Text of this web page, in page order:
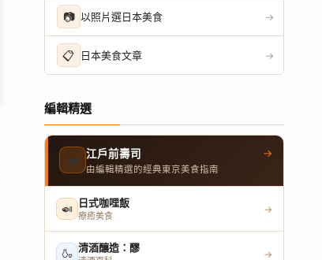
📷 以照片選日本美食 →
📋 日本美食文章 →
編輯精選
🍣 江戶前壽司
由編輯精選的經典東京美食指南
→
🍛 日式咖哩飯
療癒美食
→
🍶 清酒釀造：醪 →